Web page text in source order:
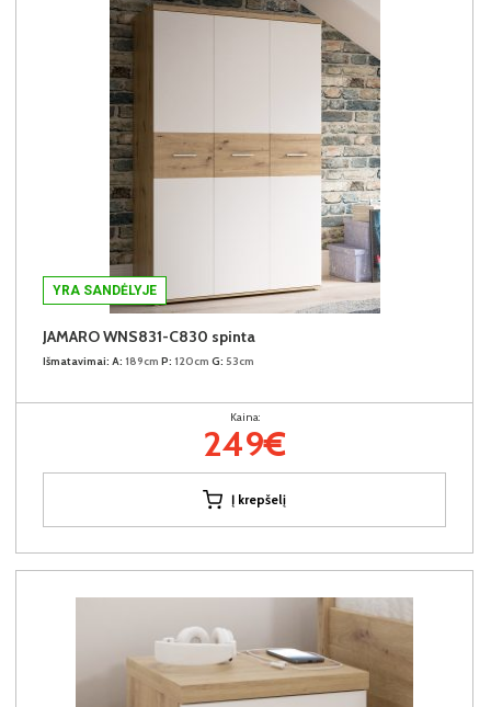
YRA SANDĖLYJE
JAMARO WNS831-C830 spinta
Išmatavimai: A: 189cm P: 120cm G: 53cm
Kaina:
249€
Į krepšelį